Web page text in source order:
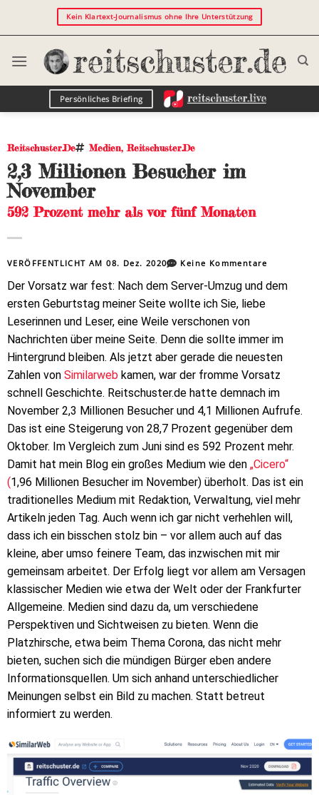
Kein Klartext-Journalismus ohne Ihre Unterstützung
Persönliches Briefing
Reitschuster.de Medien, Reitschuster.de
2,3 Millionen Besucher im
November
592 Prozent mehr als vor fünf Monaten
VERÖFFENTLICHT AM08. Dez. 2020 Keine Kommentare
Der Vorsatz war fest: Nach dem Server-Umzug und dem
ersten Geburtstag meiner Seite wollte ich Sie, liebe
Leserinnen und Leser, eine Weile verschonen von
Nachrichten über meine Seite. Denn die sollte immer im
Hintergrund bleiben. Als jetzt aber gerade die neuesten
Zahlen von Similarweb kamen, war der fromme Vorsatz
schnell Geschichte. Reitschuster.de hatte demnach im
November 2,3 Millionen Besucher und 4,1 Millionen Aufrufe.
Das ist eine Steigerung von 28,7 Prozent gegenüber dem
Oktober. Im Vergleich zum Juni sind es 592 Prozent mehr.
Damit hat mein Blog ein großes Medium wie den „Cicero“
(1,96 Millionen Besucher im November) überholt. Das ist ein
traditionelles Medium mit Redaktion, Verwaltung, viel mehr
Artikeln jeden Tag. Auch wenn ich gar nicht verhehlen will,
dass ich ein bisschen stolz bin – vor allem auch auf das
kleine, aber umso feinere Team, das inzwischen mit mir
gemeinsam arbeitet. Der Erfolg liegt vor allem am Versagen
klassischer Medien wie etwa der Welt oder der Frankfurter
Allgemeine. Medien sind dazu da, um verschiedene
Perspektiven und Sichtweisen zu bieten. Wenn die
Platzhirsche, etwa beim Thema Corona, das nicht mehr
bieten, suchen sich die mündigen Bürger eben andere
Informationsquellen. Um sich anhand unterschiedlicher
Meinungen selbst ein Bild zu machen. Statt betreut
informiert zu werden.